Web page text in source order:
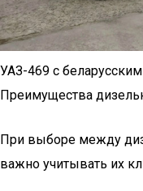
УАЗ-469 с
Преимущества
При выборе между
важно учитывать их